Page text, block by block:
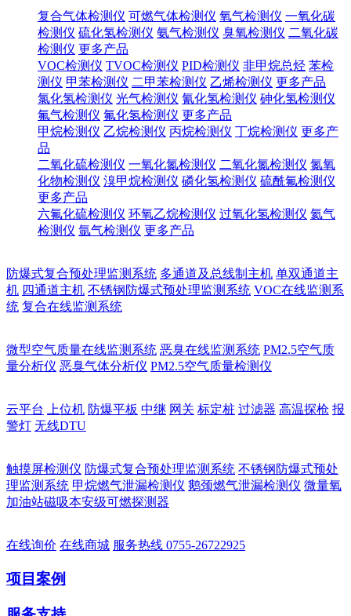
复合气体检测仪 可燃气体检测仪 氧气检测仪 一氧化碳
检测仪 硫化氢检测仪 氨气检测仪 臭氧检测仪 二氧化碳
检测仪 更多产品
VOC检测仪 TVOC检测仪 PID检测仪 非甲烷总烃 苯检
测仪 甲苯检测仪 二甲苯检测仪 乙烯检测仪 更多产品
氯化氢检测仪 光气检测仪 氰化氢检测仪 砷化氢检测仪
氟气检测仪 氟化氢检测仪 更多产品
甲烷检测仪 乙烷检测仪 丙烷检测仪 丁烷检测仪 更多产
品
二氧化硫检测仪 一氧化氮检测仪 二氧化氮检测仪 氮氧
化物检测仪 溴甲烷检测仪 磷化氢检测仪 硫酰氟检测仪
更多产品
六氟化硫检测仪 环氧乙烷检测仪 过氧化氢检测仪 氦气
检测仪 氩气检测仪 更多产品
防爆式复合预处理监测系统 多通道及总线制主机 单双通道主
机 四通道主机 不锈钢防爆式预处理监测系统 VOC在线监测系
统 复合在线监测系统
微型空气质量在线监测系统 恶臭在线监测系统 PM2.5空气质
量分析仪 恶臭气体分析仪 PM2.5空气质量检测仪
云平台 上位机 防爆平板 中继 网关 标定桩 过滤器 高温探枪 报
警灯 无线DTU
触摸屏检测仪 防爆式复合预处理监测系统 不锈钢防爆式预处
理监测系统 甲烷燃气泄漏检测仪 鹅颈燃气泄漏检测仪 微量氧
加油站磁吸本安级可燃探测器
在线询价 在线商城 服务热线 0755-26722925
项目案例